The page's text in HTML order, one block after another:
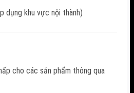
dụng khu vực nội thành)
cho các sản phẩm thông qua